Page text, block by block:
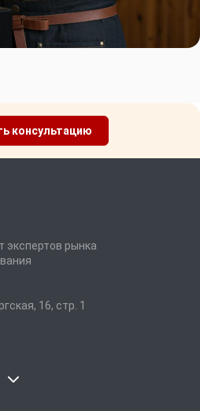
консультацию
экспертов рынка
16, стр. 1